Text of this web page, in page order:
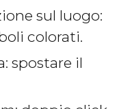
sul luogo:
colorati.
spostare il